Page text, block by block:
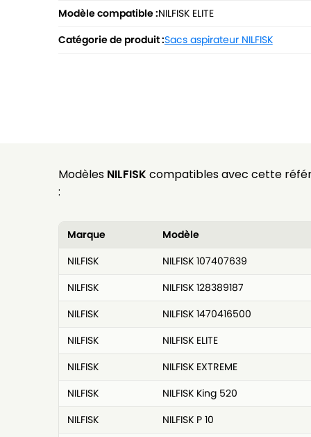
Modèle compatible :NILFISK ELITE
Catégorie de produit :Sacs aspirateur NILFISK
Modèles NILFISK compatibles avec cette
:
Marque
Modèle
NILFISK
NILFISK 107407639
NILFISK
NILFISK 128389187
NILFISK
NILFISK 1470416500
NILFISK
NILFISK ELITE
NILFISK
NILFISK EXTREME
NILFISK
NILFISK King 520
NILFISK
NILFISK P 10